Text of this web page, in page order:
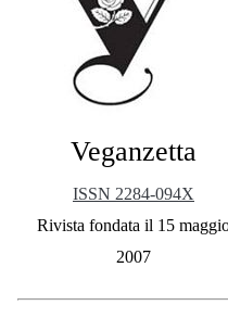
Sidebar
Veganzetta
ISSN 2284-094X
Rivista fondata il 15
2007